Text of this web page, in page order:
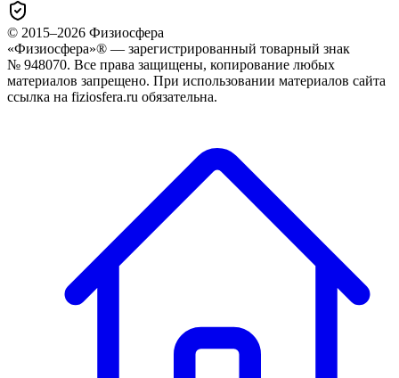
© 2015–2026 Физиосфера
«Физиосфера»® — зарегистрированный товарный знак
№ 948070. Все права защищены, копирование любых
материалов запрещено. При использовании материалов сайта
ссылка на fiziosfera.ru обязательна.